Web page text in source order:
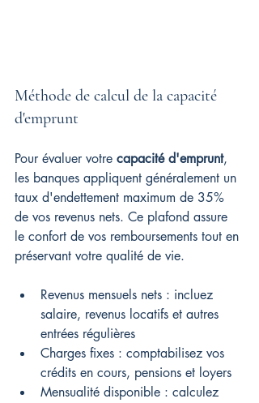
Méthode de calcul de la capacité
d'emprunt
Pour évaluer votre capacité d'emprunt,
les banques appliquent généralement un
taux d'endettement maximum de 35%
de vos revenus nets. Ce plafond assure
le confort de vos remboursements tout en
préservant votre qualité de vie.
Revenus mensuels nets : incluez
salaire, revenus locatifs et autres
entrées régulières
Charges fixes : comptabilisez vos
crédits en cours, pensions et loyers
Mensualité disponible : calculez